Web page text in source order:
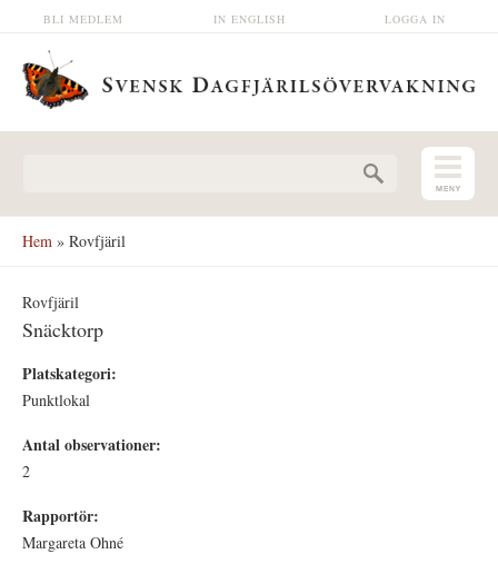
Hoppa till huvudinnehåll LOGGA IN
IN ENGLISH
BLI MEDLEM
Hem » Rovfjäril
Rovfjäril
Snäcktorp
Platskategori:
Punktlokal
Antal observationer:
2
Rapportör:
Margareta Ohné